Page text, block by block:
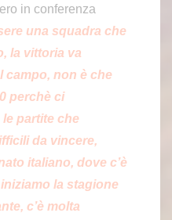
in conferenza
una squadra che
la vittoria va
campo, non è che
perchè ci
partite che
da vincere,
italiano, dove c’è
la stagione
c’è molta